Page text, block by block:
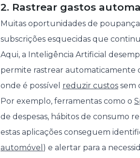
2. Rastrear gastos
Muitas oportunidades de
subscrições esquecidas que
Aqui, a Inteligência Artificial
permite rastrear automaticamente
onde é possível reduzir custos sem
Por exemplo, ferramentas como o
de despesas, hábitos de consumo
estas aplicações conseguem
automóvel ) e alertar para a